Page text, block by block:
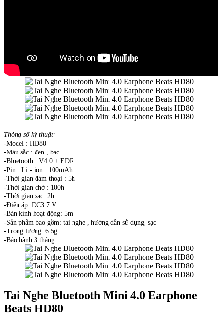
Thông số kỹ thuật:
-Model : HD80
-Màu sắc : đen , bạc
-Bluetooth : V4.0 + EDR
-Pin : Li - ion : 100mAh
-Thời gian đàm thoại : 5h
-Thời gian chờ : 100h
-Thời gian sạc: 2h
-Điện áp: DC3.7 V
-Bán kính hoạt động: 5m
-Sản phẩm bao gồm: tai nghe , hướng dẫn sử dụng, sạc
-Trọng lượng: 6.5g
-Bảo hành 3 tháng.
Tai Nghe Bluetooth Mini 4.0 Earphone
Beats HD80